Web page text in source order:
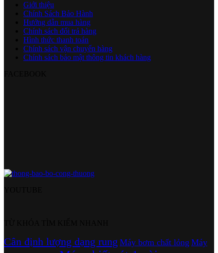
Giới thiệu
Chính Sách Bảo Hành
Hướng dẫn mua hàng
Chính sách đổi trả hàng
Hình thức thanh toán
Chính sách vận chuyển hàng
Chính sách bảo mật thông tin khách hàng
Cân định lượng dạng rung Máy bơm chất lỏng Máy